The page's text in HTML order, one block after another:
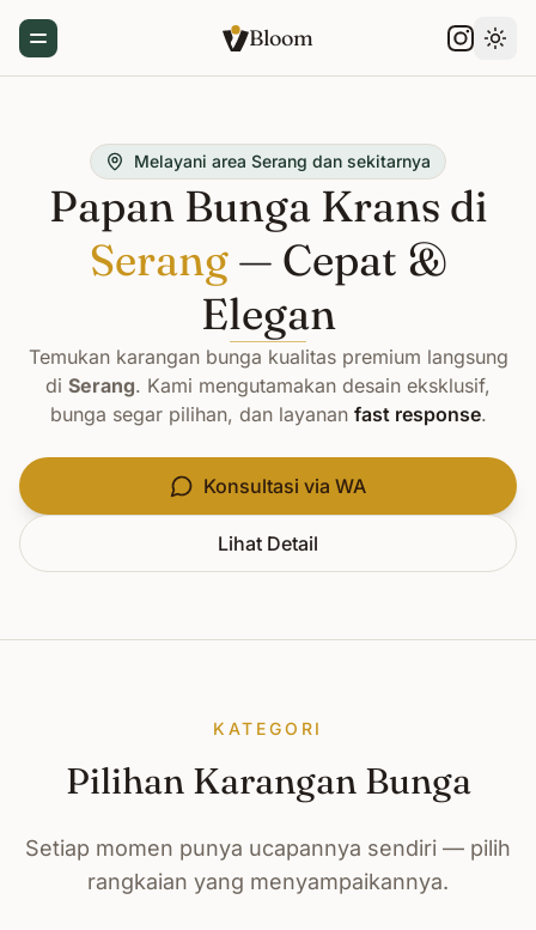
Toggle Menu Bloom
Melayani area Serang dan sekitarnya
Papan Bunga Krans di
Serang— Cepat &
Elegan
Temukan karangan bunga kualitas premium langsung
di Serang. Kami mengutamakan desain eksklusif,
bunga segar pilihan, dan layanan fast response.
Konsultasi via WA
Lihat Detail
KATEGORI
Pilihan Karangan Bunga
Setiap momen punya ucapannya sendiri — pilih
rangkaian yang menyampaikannya.